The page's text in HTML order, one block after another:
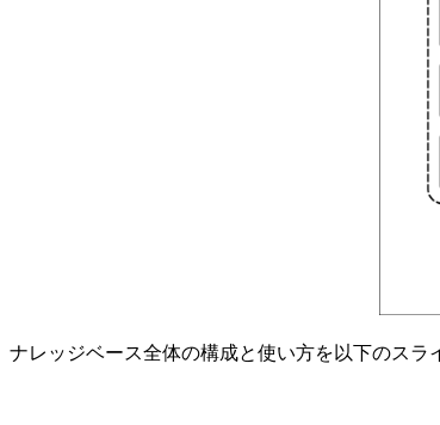
ナレッジベース全体の構成と使い方を以下のスラ